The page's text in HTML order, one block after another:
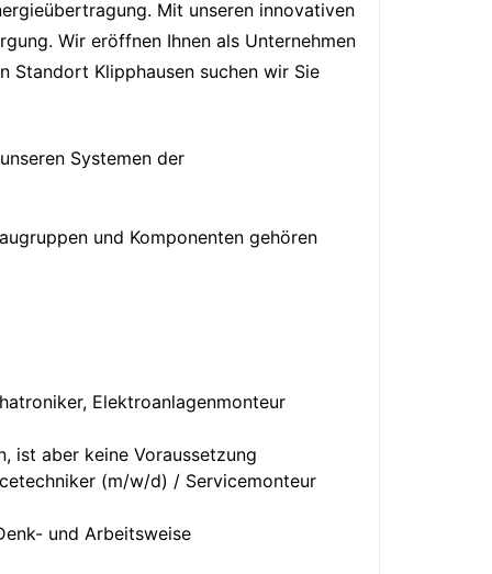
Mit unseren innovativen
Wir eröffnen Ihnen als Unternehmen
Standort Klipphausen suchen wir Sie
Systemen der
und Komponenten gehören
Elektroanlagenmonteur
ist aber keine Voraussetzung
(m/w/d) / Servicemonteur
und Arbeitsweise